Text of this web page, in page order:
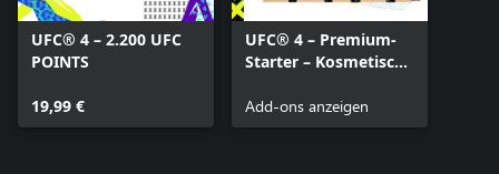
UFC® 4 – 2.200 UFC
POINTS
19,99 €
UFC® 4 – Premium-
Starter – Kosmetische
Add-ons anzeigen